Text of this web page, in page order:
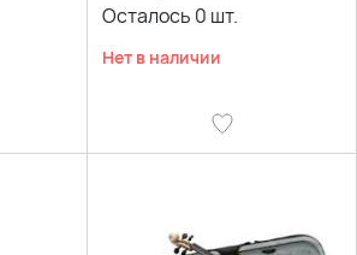
Осталось 0 шт.
Нет в наличии